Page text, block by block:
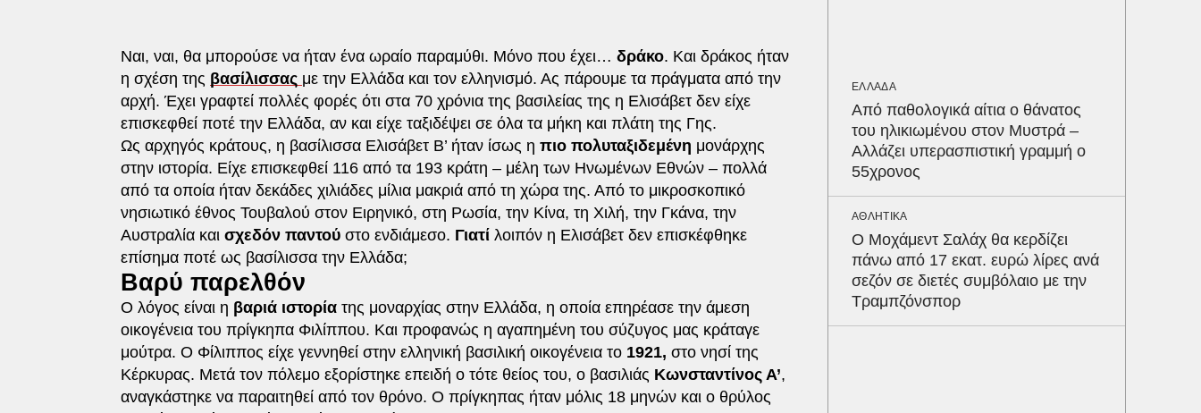
Ναι, ναι, θα μπορούσε να ήταν ένα ωραίο παραμύθι. Μόνο που έχει… δράκο. Και δράκος ήταν
η σχέση της βασίλισσας με την Ελλάδα και τον ελληνισμό. Ας πάρουμε τα πράγματα από την
αρχή. Έχει γραφτεί πολλές φορές ότι στα 70 χρόνια της βασιλείας της η Ελισάβετ δεν είχε
επισκεφθεί ποτέ την Ελλάδα, αν και είχε ταξιδέψει σε όλα τα μήκη και πλάτη της Γης.
Ως αρχηγός κράτους, η βασίλισσα Ελισάβετ Β’ ήταν ίσως η πιο πολυταξιδεμένη μονάρχης
στην ιστορία. Είχε επισκεφθεί 116 από τα 193 κράτη – μέλη των Ηνωμένων Εθνών – πολλά
από τα οποία ήταν δεκάδες χιλιάδες μίλια μακριά από τη χώρα της. Από το μικροσκοπικό
νησιωτικό έθνος Τουβαλού στον Ειρηνικό, στη Ρωσία, την Κίνα, τη Χιλή, την Γκάνα, την
Αυστραλία και σχεδόν παντού στο ενδιάμεσο. Γιατί λοιπόν η Ελισάβετ δεν επισκέφθηκε
επίσημα ποτέ ως βασίλισσα την Ελλάδα;
Βαρύ παρελθόν
Ο λόγος είναι η βαριά ιστορία της μοναρχίας στην Ελλάδα, η οποία επηρέασε την άμεση
οικογένεια του πρίγκηπα Φιλίππου. Και προφανώς η αγαπημένη του σύζυγος μας κράταγε
μούτρα. Ο Φίλιππος είχε γεννηθεί στην ελληνική βασιλική οικογένεια το 1921, στο νησί της
Κέρκυρας. Μετά τον πόλεμο εξορίστηκε επειδή ο τότε θείος του, ο βασιλιάς Κωνσταντίνος Α’,
αναγκάστηκε να παραιτηθεί από τον θρόνο. Ο πρίγκηπας ήταν μόλις 18 μηνών και ο θρύλος
ΕΛΛΑΔΑ
Από παθολογικά αίτια ο θάνατος
του ηλικιωμένου στον Μυστρά –
Αλλάζει υπερασπιστική γραμμή ο
55χρονος
ΑΘΛΗΤΙΚΑ
Ο Μοχάμεντ Σαλάχ θα κερδίζει
πάνω από 17 εκατ. ευρώ λίρες ανά
σεζόν σε διετές συμβόλαιο με την
Τραμπζόνσπορ